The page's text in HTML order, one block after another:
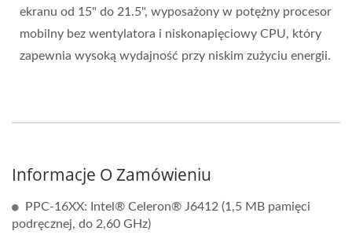
ekranu od 15" do 21.5", wyposażony w potężny procesor
mobilny bez wentylatora i niskonapięciowy CPU, który
zapewnia wysoką wydajność przy niskim zużyciu energii.
Informacje O Zamówieniu
PPC-16XX: Intel® Celeron® J6412 (1,5 MB pamięci
podręcznej, do 2,60 GHz)